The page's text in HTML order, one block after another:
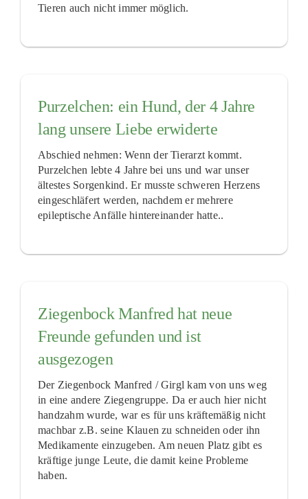
Tieren auch nicht immer möglich.
Purzelchen: ein Hund, der 4 Jahre
lang unsere Liebe erwiderte
Abschied nehmen: Wenn der Tierarzt kommt.
Purzelchen lebte 4 Jahre bei uns und war unser
ältestes Sorgenkind. Er musste schweren Herzens
eingeschläfert werden, nachdem er mehrere
epileptische Anfälle hintereinander hatte..
Ziegenbock Manfred hat neue
Freunde gefunden und ist
ausgezogen
Der Ziegenbock Manfred / Girgl kam von uns weg
in eine andere Ziegengruppe. Da er auch hier nicht
handzahm wurde, war es für uns kräftemäßig nicht
machbar z.B. seine Klauen zu schneiden oder ihn
Medikamente einzugeben. Am neuen Platz gibt es
kräftige junge Leute, die damit keine Probleme
haben.